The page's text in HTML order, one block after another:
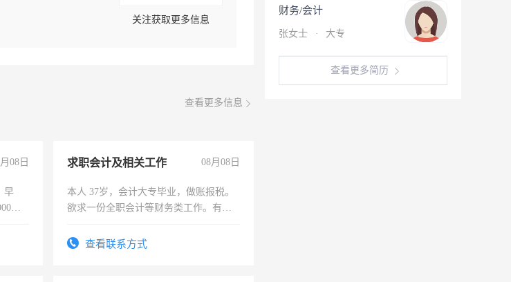
关注获取更多信息
查看更多信息
08日
早
以
求职会计及相关工作 08月08日
本人 37岁，会计大专毕业，做账报税。
欲求一份全职会计等财务类工作。有会
查看联系方式
财务/会计
张女士 · 大专
查看更多简历